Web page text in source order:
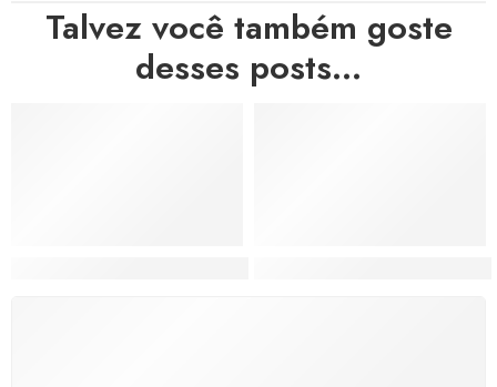
Talvez você também goste
desses posts...